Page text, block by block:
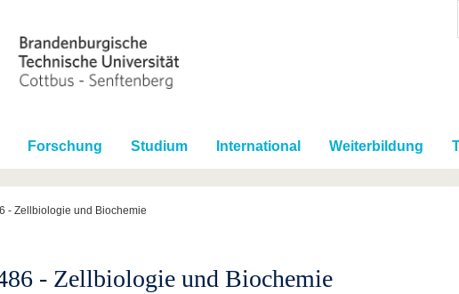
Forschung Studium International Weiterbildung
- Zellbiologie und Biochemie
- Zellbiologie und Biochemie